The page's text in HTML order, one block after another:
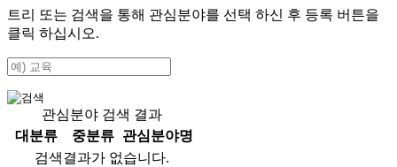
트리 또는 검색을 통해 관심분야를 선택 하신 후 등록 버튼을
클릭 하십시오.
관심분야 검색 결과
대분류
중분류
관심분야명
검색결과가 없습니다.